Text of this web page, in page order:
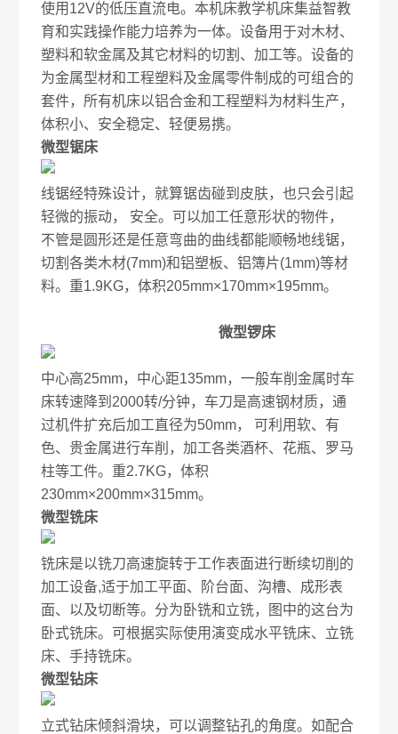
使用12V的低压直流电。本机床教学机床集益智教
育和实践操作能力培养为一体。设备用于对木材、
塑料和软金属及其它材料的切割、加工等。设备的
为金属型材和工程塑料及金属零件制成的可组合的
套件，所有机床以铝合金和工程塑料为材料生产，
体积小、安全稳定、轻便易携。
微型锯床
线锯经特殊设计，就算锯齿碰到皮肤，也只会引起
轻微的振动， 安全。可以加工任意形状的物件，
不管是圆形还是任意弯曲的曲线都能顺畅地线锯，
切割各类木材(7mm)和铝塑板、铝簿片(1mm)等材
料。重1.9KG，体积205mm×170mm×195mm。
微型锣床
中心高25mm，中心距135mm，一般车削金属时车
床转速降到2000转/分钟，车刀是高速钢材质，通
过机件扩充后加工直径为50mm， 可利用软、有
色、贵金属进行车削，加工各类酒杯、花瓶、罗马
柱等工件。重2.7KG，体积
230mm×200mm×315mm。
微型铣床
铣床是以铣刀高速旋转于工作表面进行断续切削的
加工设备,适于加工平面、阶台面、沟槽、成形表
面、以及切断等。分为卧铣和立铣，图中的这台为
卧式铣床。可根据实际使用演变成水平铣床、立铣
床、手持铣床。
微型钻床
立式钻床倾斜滑块，可以调整钻孔的角度。如配合